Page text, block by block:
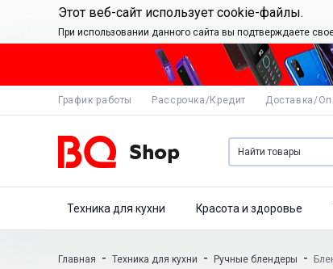
Этот веб-сайт использует cookie-файлы.
При использовании данного сайта вы подтверждаете
График работы Рассрочка/Кредит Доставка/
Техника для кухни Красота и здоровье
Главная - Техника для кухни - Ручные блендеры -